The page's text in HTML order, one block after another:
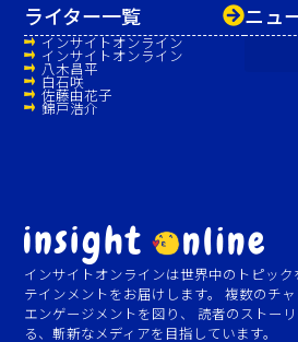
インサイトオンラインは世界中のトピック
テインメントをお届けします。 複数のチ
エンゲージメントを図り、 読者のストー
る、斬新なメディアを目指しています。
ニュ
ライター一覧
インサイトオンライン
インサイトオンライン
八木昌平
白石咲
佐藤由花子
錦戸浩介